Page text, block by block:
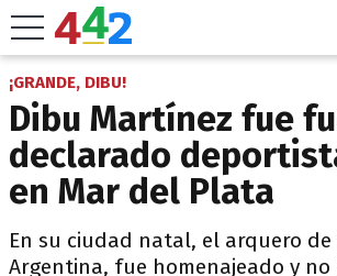
¡GRANDE, DIBU!
Dibu Martínez fue
declarado
en Mar del Plata
En su ciudad natal, el arquero de
Argentina, fue homenajeado y